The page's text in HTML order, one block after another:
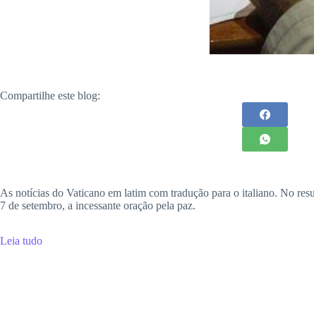
Compartilhe este blog:
As notícias do Vaticano em latim com tradução para o italiano. No
7 de setembro, a incessante oração pela paz.
Leia tudo